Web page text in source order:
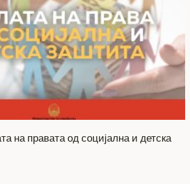
на правата од социјална и детска